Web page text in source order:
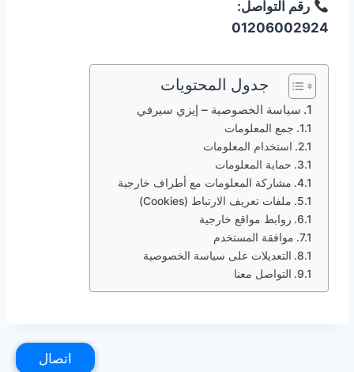
رقم التواصل:
01206002924
جدول المحتويات
سياسة الخصوصية – إيزي سيرفي
جمع المعلومات
استخدام المعلومات
حماية المعلومات
مشاركة المعلومات مع أطراف خارجية
ملفات تعريف الارتباط (Cookies)
روابط مواقع خارجية
موافقة المستخدم
التعديلات على سياسة الخصوصية
التواصل معنا
اتصال